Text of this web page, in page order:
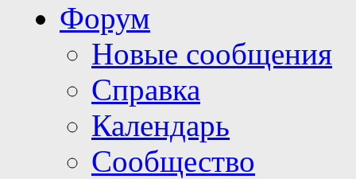
Форум
Новые сообщения
Справка
Календарь
Сообщество